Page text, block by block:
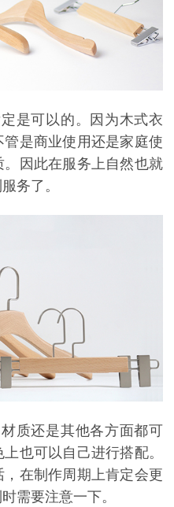
是可以的。因为木式衣
是商业使用还是家庭使
因此在服务上自然也就
务了。
质还是其他各方面都可
也可以自己进行搭配。
在制作周期上肯定会更
需要注意一下。